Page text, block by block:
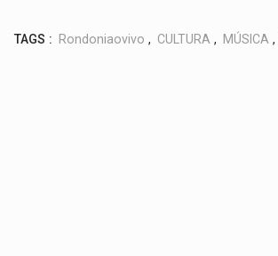
TAGS : Rondoniaovivo , CULTURA , MÚSICA ,